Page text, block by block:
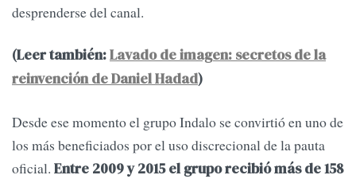
desprenderse del canal.
(Leer también:Lavado de imagen: secretos de la
reinvención de Daniel Hadad)
Desde ese momento el grupo Indalo se convirtió en uno de
los más beneficiados por el uso discrecional de la pauta
oficial. Entre 2009 y 2015 el grupo recibió más de 158